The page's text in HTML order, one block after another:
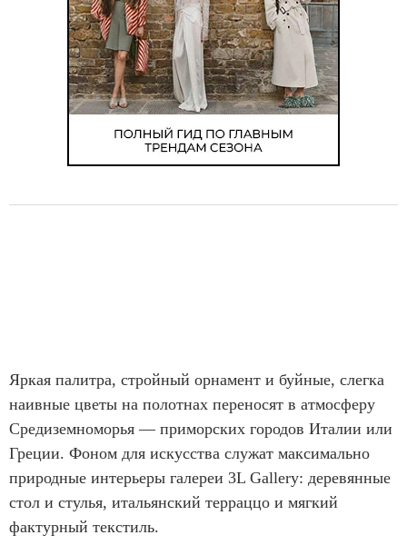
Яркая палитра, стройный орнамент и буйные, слегка
наивные цветы на полотнах переносят в атмосферу
Средиземноморья — приморских городов Италии или
Греции. Фоном для искусства служат максимально
природные интерьеры галереи 3L Gallery: деревянные
стол и стулья, итальянский терраццо и мягкий
фактурный текстиль.